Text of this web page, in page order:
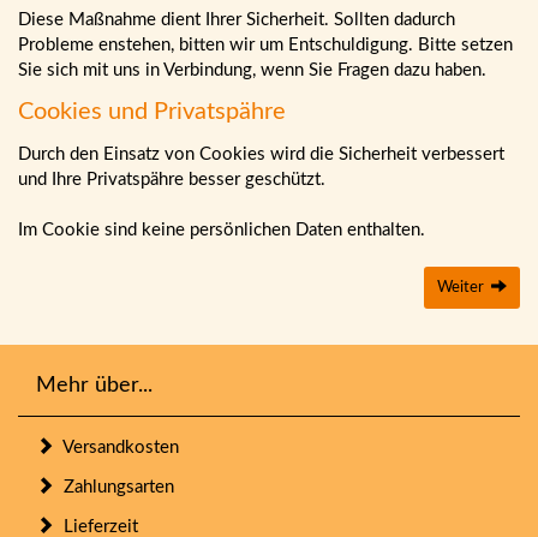
Diese Maßnahme dient Ihrer Sicherheit. Sollten dadurch
Probleme enstehen, bitten wir um Entschuldigung. Bitte setzen
Sie sich mit uns in Verbindung, wenn Sie Fragen dazu haben.
Cookies und Privatspähre
Durch den Einsatz von Cookies wird die Sicherheit verbessert
und Ihre Privatspähre besser geschützt.
Im Cookie sind keine persönlichen Daten enthalten.
Weiter
Mehr über...
Versandkosten
Zahlungsarten
Lieferzeit